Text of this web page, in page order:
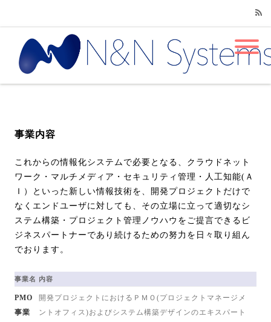
RSS
事業内容
これからの情報化システムで必要となる、クラウドネット
ワーク・マルチメディア・セキュリティ管理・人工知能(Ａ
Ｉ）といった新しい情報技術を、開発プロジェクトだけで
なくエンドユーザに対しても、その立場に立って適切なシ
ステム構築・プロジェクト管理ノウハウをご提言できるビ
ジネスパートナーであり続けるための努力を日々取り組ん
でおります。
事業名 内容
PMO
事業
開発プロジェクトにおけるＰＭＯ(プロジェクトマネージメ
ントオフィス)およびシステム構築デザインのエキスパート